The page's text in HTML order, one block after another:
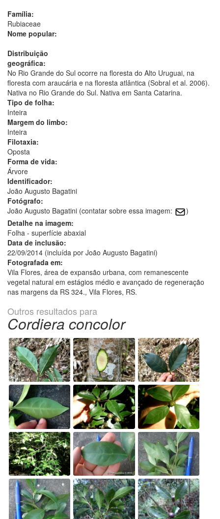
Família:
Rubiaceae
Nome popular:
Distribuição
geográfica:
No Rio Grande do Sul ocorre na floresta do Alto Uruguai, na
floresta com araucária e na floresta atlântica (Sobral et al. 2006).
Nativa no Rio Grande do Sul. Nativa em Santa Catarina.
Tipo de folha:
Inteira
Margem do limbo:
Inteira
Filotaxia:
Oposta
Forma de vida:
Árvore
Identificador:
João Augusto Bagatini
Fotógrafo:
João Augusto Bagatini (contatar sobre essa imagem:
)
Detalhe na imagem:
Folha - superfície abaxial
Data de inclusão:
22/09/2014 (incluída por João Augusto Bagatini)
Fotografada em:
Vila Flores, área de expansão urbana, com remanescente
vegetal natural em estágios médio e avançado de regeneração
nas margens da RS 324., Vila Flores, RS.
Outros resultados para
Cordiera concolor